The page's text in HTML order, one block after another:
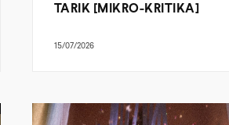
TARIK [MIKRO-KRITIKA]
15/07/2026